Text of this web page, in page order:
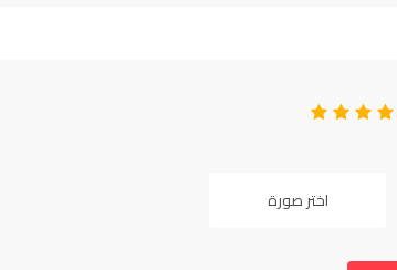
5
4
3
2
اختر صورة